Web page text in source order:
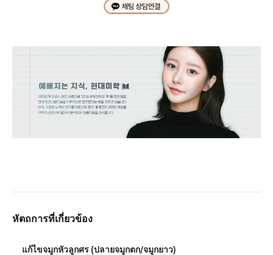
หัตถการที่เกี่ยวข้อง
แก้ไขจมูกหัวลูกศร (ปลายจมูกตก/จมูกยาว)